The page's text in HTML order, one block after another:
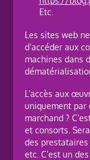
Etc.
Les sites web
d’accéder aux
machines dans
L’accès aux
uniquement par
marchand ?
et consorts.
des prestataires
etc. C’est un